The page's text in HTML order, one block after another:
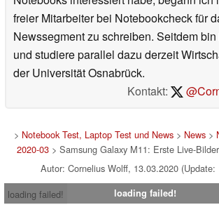
freier Mitarbeiter bei Notebookcheck für
Newssegment zu schreiben. Seitdem
und studiere parallel dazu derzeit
der Universität Osnabrück.
Kontakt:
> Notebook Test, Laptop Test und News> News>
2020-03> Samsung Galaxy M11: Erste Live-
Autor: Cornelius Wolff, 13.03.2020 (Update:
loading failed!
loading failed!